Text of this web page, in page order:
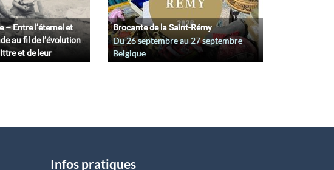
– Entre l’éternel et
au fil de l’évolution
et de leur
Brocante de la Saint-Rémy
Du26 septembreau27 septembre
Belgique
Infos pratiques